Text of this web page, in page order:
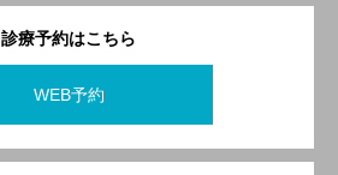
診療予約はこちら
WEB予約